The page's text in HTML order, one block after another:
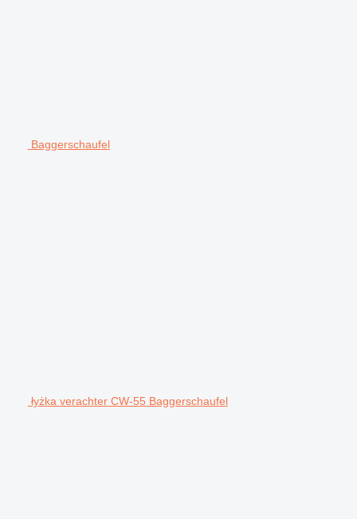
Baggerschaufel
łyżka verachter CW-55 Baggerschaufel